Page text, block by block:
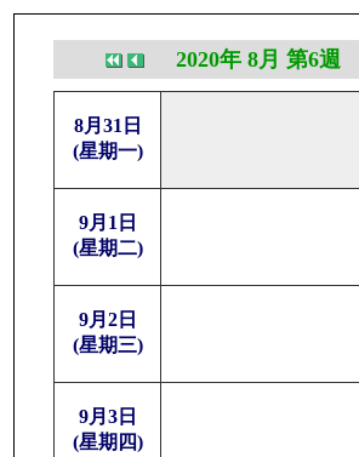
2020年 8月 第6週
8月31日
(星期一)
9月1日
(星期二)
9月2日
(星期三)
9月3日
(星期四)